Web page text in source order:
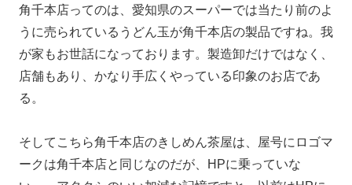
角千本店ってのは、愛知県のスーパーでは当たり前のよ
うに売られているうどん玉が角千本店の製品ですね。我
が家もお世話になっております。製造卸だけではなく、
店舗もあり、かなり手広くやっている印象のお店であ
る。
そしてこちら角千本店のきしめん茶屋は、屋号にロゴマ
ークは角千本店と同じなのだが、HPに乗っていな